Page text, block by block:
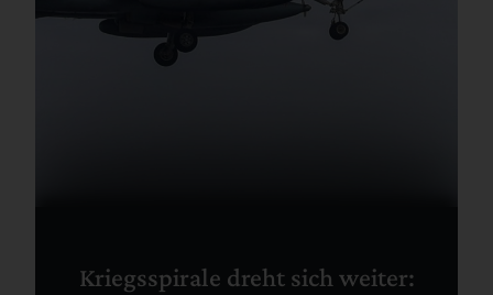
Kriegsspirale dreht sich weiter: